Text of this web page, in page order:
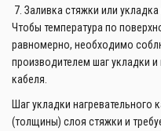
7. Заливка стяжки или
Чтобы температура по
равномерно, необходимо
производителем шаг укладки и
кабеля.
Шаг укладки нагревательного
(толщины) слоя стяжки и